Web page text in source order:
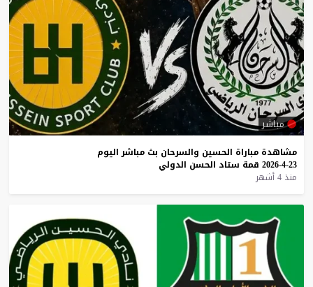
مباشر
مشاهدة مباراة الحسين والسرحان بث مباشر اليوم
23-4-2026
قمة ستاد الحسن الدولي
منذ 4 أشهر